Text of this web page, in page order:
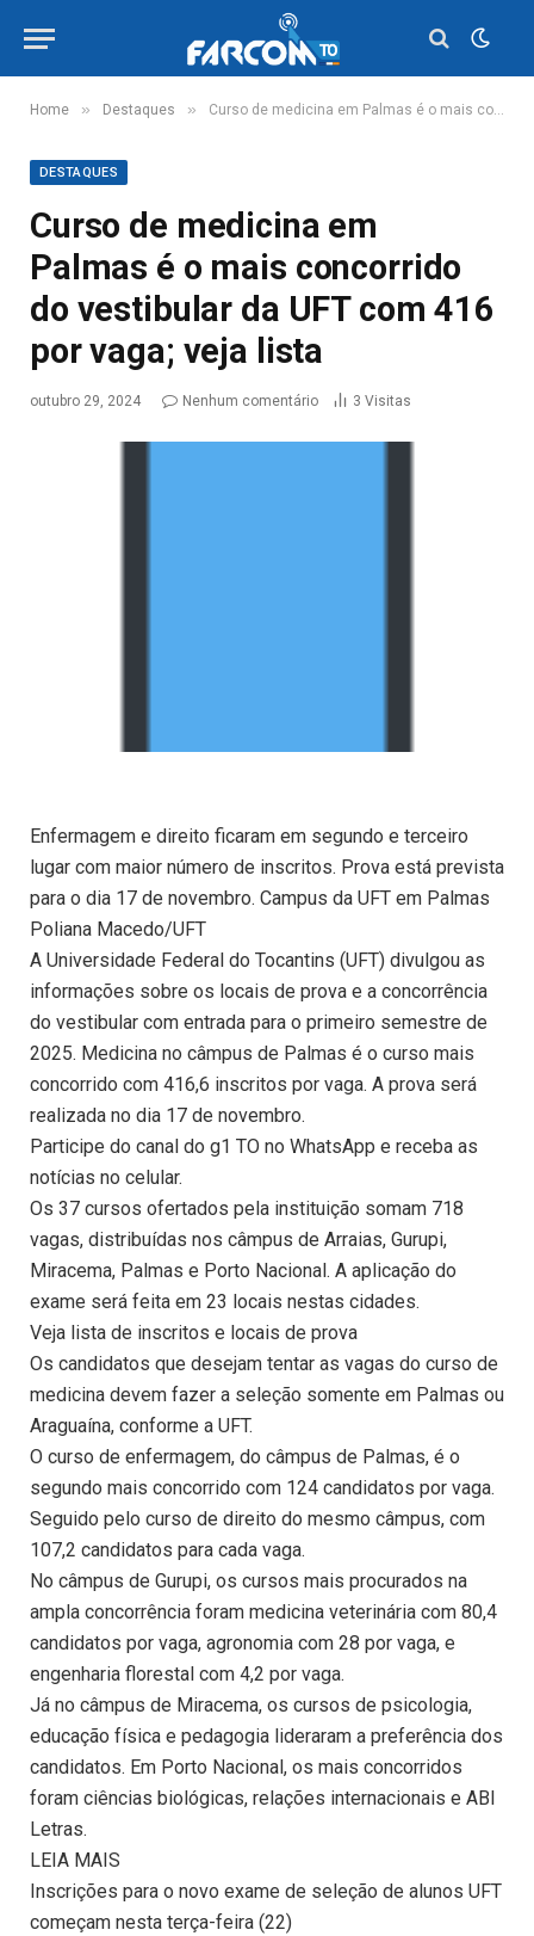
Home » Destaques » Curso de medicina em Palmas é o mais concorrido do vestibular da UFT com 416 por vaga; veja lista
DESTAQUES
Curso de medicina em
Palmas é o mais concorrido
do vestibular da UFT com 416
por vaga; veja lista
outubro 29, 2024 Nenhum comentário 3 Visitas
Enfermagem e direito ficaram em segundo e terceiro
lugar com maior número de inscritos. Prova está prevista
para o dia 17 de novembro. Campus da UFT em Palmas
Poliana Macedo/UFT
A Universidade Federal do Tocantins (UFT) divulgou as
informações sobre os locais de prova e a concorrência
do vestibular com entrada para o primeiro semestre de
2025. Medicina no câmpus de Palmas é o curso mais
concorrido com 416,6 inscritos por vaga. A prova será
realizada no dia 17 de novembro.
Participe do canal do g1 TO no WhatsApp e receba as
notícias no celular.
Os 37 cursos ofertados pela instituição somam 718
vagas, distribuídas nos câmpus de Arraias, Gurupi,
Miracema, Palmas e Porto Nacional. A aplicação do
exame será feita em 23 locais nestas cidades.
Veja lista de inscritos e locais de prova
Os candidatos que desejam tentar as vagas do curso de
medicina devem fazer a seleção somente em Palmas ou
Araguaína, conforme a UFT.
O curso de enfermagem, do câmpus de Palmas, é o
segundo mais concorrido com 124 candidatos por vaga.
Seguido pelo curso de direito do mesmo câmpus, com
107,2 candidatos para cada vaga.
No câmpus de Gurupi, os cursos mais procurados na
ampla concorrência foram medicina veterinária com 80,4
candidatos por vaga, agronomia com 28 por vaga, e
engenharia florestal com 4,2 por vaga.
Já no câmpus de Miracema, os cursos de psicologia,
educação física e pedagogia lideraram a preferência dos
candidatos. Em Porto Nacional, os mais concorridos
foram ciências biológicas, relações internacionais e ABI
Letras.
LEIA MAIS
Inscrições para o novo exame de seleção de alunos UFT
começam nesta terça-feira (22)